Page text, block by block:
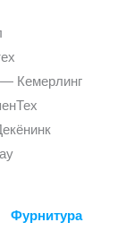
Кемерлинг
Фурнитура